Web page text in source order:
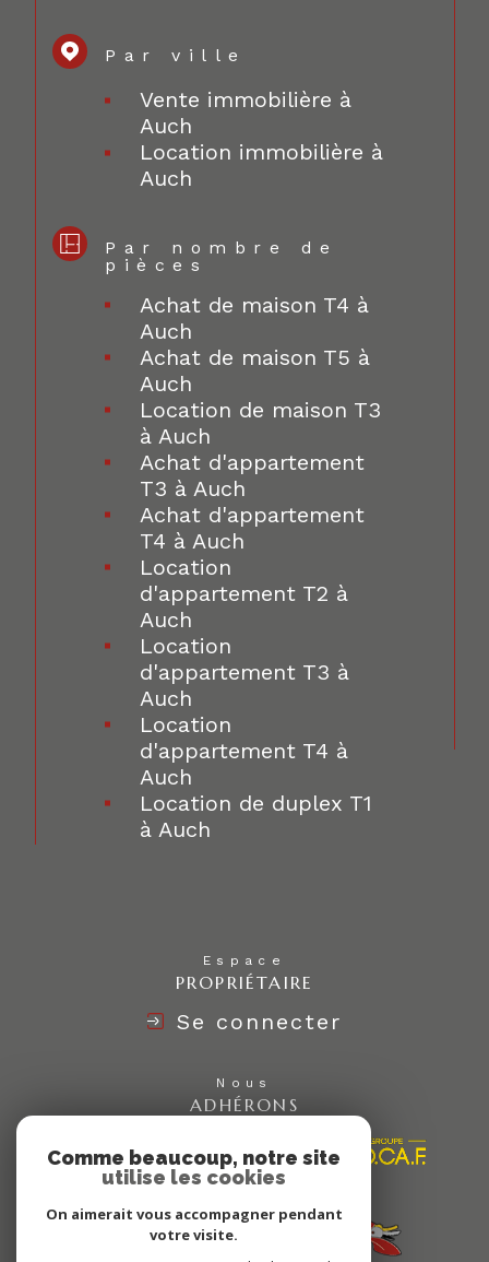
Par ville
Vente immobilière à
Auch
Location immobilière à
Auch
Par nombre de
pièces
Achat de maison T4 à
Auch
Achat de maison T5 à
Auch
Location de maison T3
à Auch
Achat d'appartement
T3 à Auch
Achat d'appartement
T4 à Auch
Location
d'appartement T2 à
Auch
Location
d'appartement T3 à
Auch
Location
d'appartement T4 à
Auch
Location de duplex T1
à Auch
Espace
PROPRIÉTAIRE
Se connecter
Nous
ADHÉRONS
Comme beaucoup, notre site
utilise les cookies
On aimerait vous accompagner pendant
votre visite.